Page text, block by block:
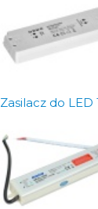
Zasilacz do LED